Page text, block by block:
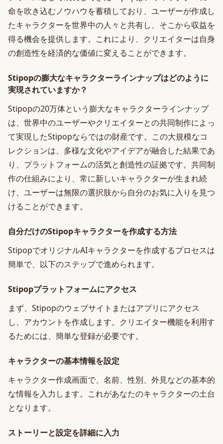
命を吹き込むノウハウを蓄積しており、ユーザーが作成し
たキャラクターを世界中の人々と共有し、そこから収益を
得る機会を提供します。これにより、クリエイターは自身
の創造性を経済的な価値に変えることができます。
Stipopの膨大なキャラクターラインナップはどのように
実現されていますか？
Stipopの20万体という膨大なキャラクターラインナップ
は、世界中のユーザーやクリエイターとの共同制作によっ
て実現したStipopならではの財産です。この大規模なコ
レクションは、多様な文化やアイデアが融合した結果であ
り、プラットフォームの活気と創造性の証拠です。共同制
作の仕組みにより、常に新しいキャラクターが生まれ続
け、ユーザーは無限の選択肢から自分のお気に入りを見つ
けることができます。
自分だけのStipopキャラクターを作成する方法
StipopでオリジナルAIキャラクターを作成するプロセスは
簡単で、以下のステップで進められます。
Stipopプラットフォームにアクセス
まず、Stipopのウェブサイトまたはアプリにアクセス
し、アカウントを作成します。クリエイター機能を利用す
るためには、簡単な登録が必要です。
キャラクターの基本情報を設定
キャラクター作成画面で、名前、性別、外見などの基本的
な情報を入力します。これがあなたのキャラクターの土台
となります。
ストーリーと設定を詳細に入力